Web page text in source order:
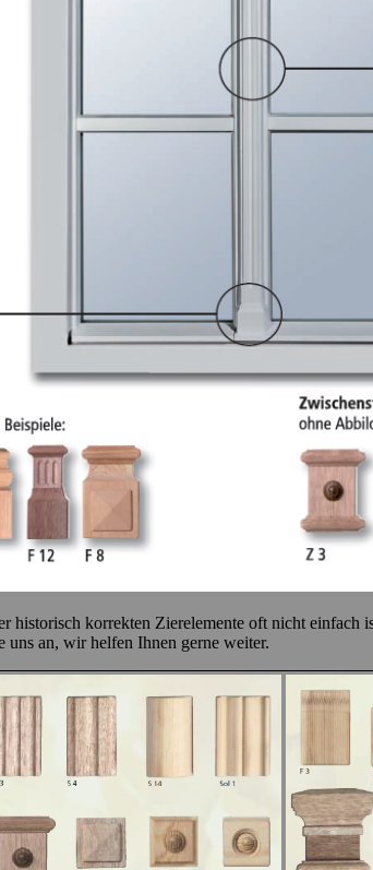
korrekten Zierelemente oft nicht
uns an, wir helfen Ihnen gerne weiter.